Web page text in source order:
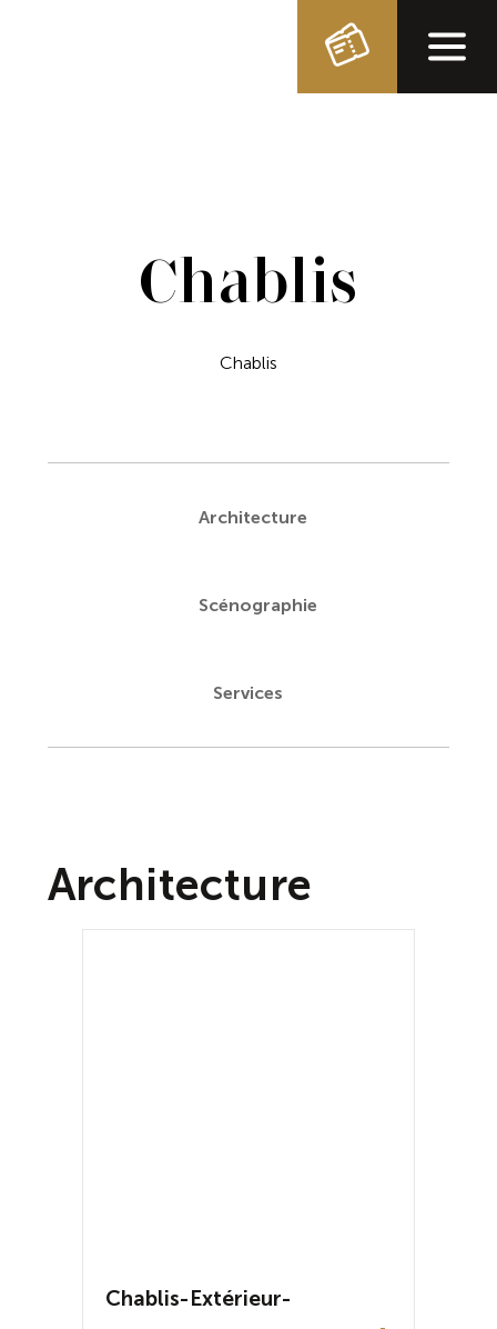
Chablis
Chablis
Architecture
Scénographie
Services
Architecture
Chablis-Extérieur-